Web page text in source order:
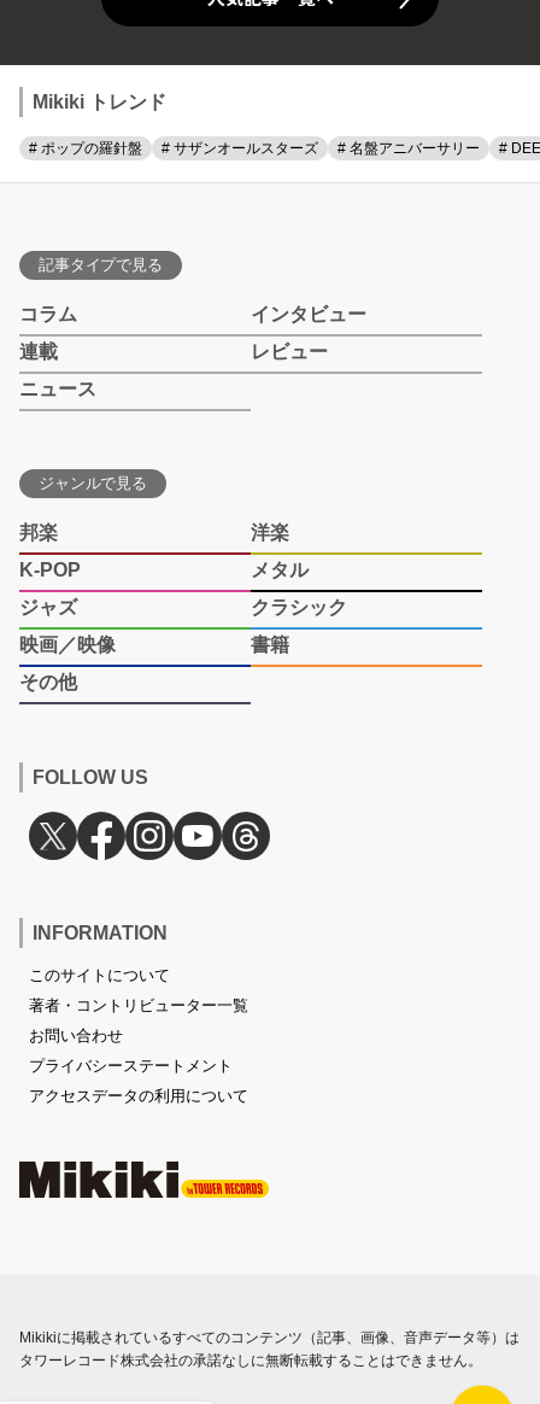
Mikiki トレンド
# ポップの羅針盤 # サザンオールスターズ # 名盤アニバーサリー #
記事タイプで見る
コラム
インタビュー
連載
レビュー
ニュース
ジャンルで見る
邦楽
洋楽
K-POP
メタル
ジャズ
クラシック
映画／映像
書籍
その他
FOLLOW US
INFORMATION
このサイトについて
著者・コントリビューター一覧
お問い合わせ
プライバシーステートメント
アクセスデータの利用について
Mikikiに掲載されているすべてのコンテンツ（記事、画像、音声データ等）は
タワーレコード株式会社の承諾なしに無断転載することはできません。